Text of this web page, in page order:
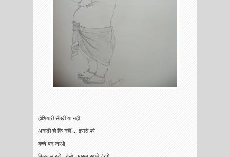
होशियारी सीखी या नहीं
अनाड़ी हो कि नहीं ... इससे परे
बच्चे बन जाओ